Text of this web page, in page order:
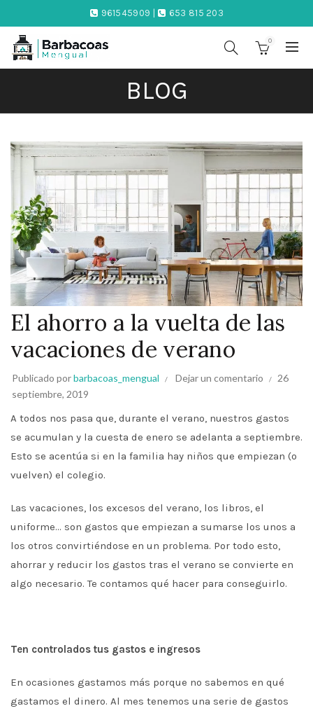
961545909 | 653 815 203
0
BLOG
El ahorro a la vuelta de las
vacaciones de verano
Publicado porbarbacoas_mengual Dejar un comentario
26
septiembre, 2019
A todos nos pasa que, durante el verano, nuestros gastos
se acumulan y la cuesta de enero se adelanta a septiembre.
Esto se acentúa si en la familia hay niños que empiezan (o
vuelven) el colegio.
Las vacaciones, los excesos del verano, los libros, el
uniforme… son gastos que empiezan a sumarse los unos a
los otros convirtiéndose en un problema. Por todo esto,
ahorrar y reducir los gastos tras el verano se convierte en
algo necesario. Te contamos qué hacer para conseguirlo.
Ten controlados tus gastos e ingresos
En ocasiones gastamos más porque no sabemos en qué
gastamos el dinero. Al mes tenemos una serie de gastos